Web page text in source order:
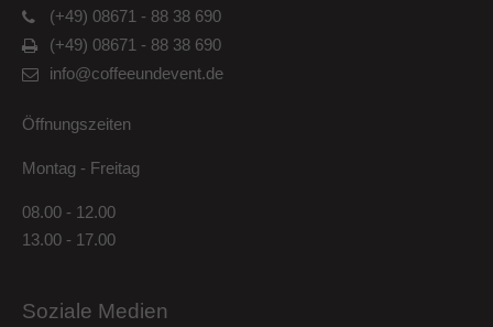
(+49) 08671 - 88 38 690
(+49) 08671 - 88 38 690
info@coffeeundevent.de
Öffnungszeiten
Montag - Freitag
08.00 - 12.00
13.00 - 17.00
Soziale Medien